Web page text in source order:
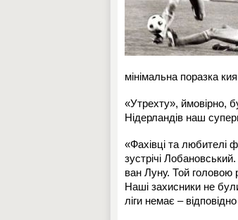
мінімальна поразка
«Утрехту», ймовірно,
Нідерландів наш
«Фахівці та любителі
зустрічі
ван Луну. Той головою
Наші захисники не
ліги немає –